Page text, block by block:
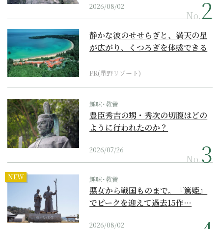
2026/08/02
No.
静かな波のせせらぎと、満天の星
が広がり、くつろぎを体感できる
PR(星野リゾート)
趣味･教養
豊臣秀吉の甥・秀次の切腹はどの
ように行われたのか？
2026/07/26
No.
NEW 趣味･教養
悪女から戦国ものまで。『篤姫』
でピークを迎えて過去15作…
2026/08/02